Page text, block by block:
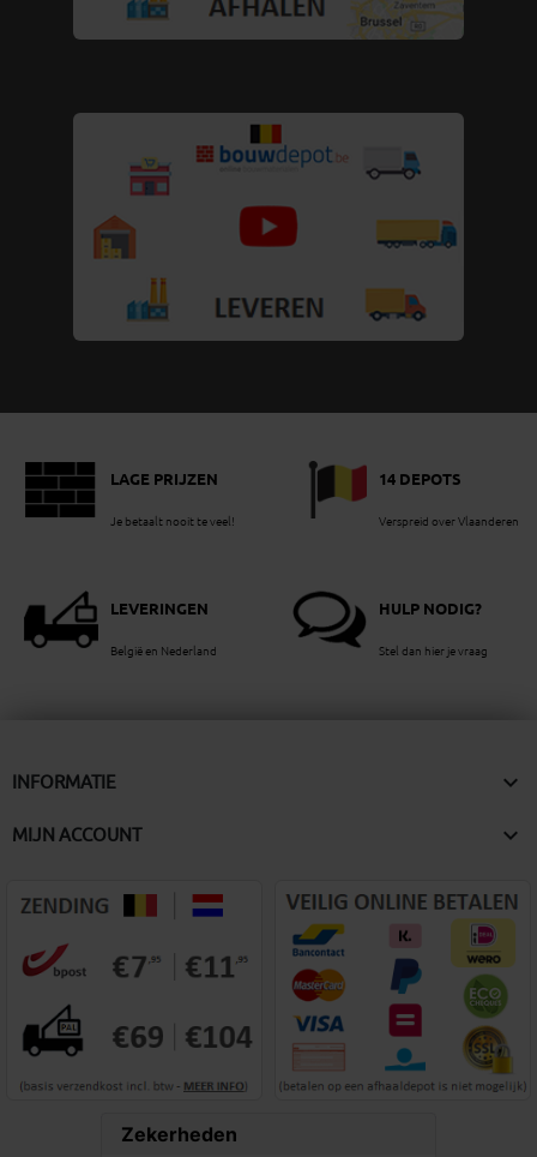
LAGE PRIJZEN
Je betaalt nooit te veel!
14 DEPOTS
Verspreid over Vlaanderen
LEVERINGEN
België en Nederland
HULP NODIG?
Stel dan hier je vraag
INFORMATIE 
MIJN ACCOUNT 